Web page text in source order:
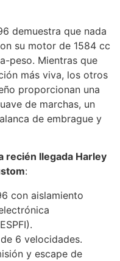
demuestra que nada
su motor de 1584 cc
peso. Mientras que
más viva, los otros
proporcionan una
de marchas, un
de embrague y
recién llegada Harley
:
con aislamiento
6 velocidades.
y escape de